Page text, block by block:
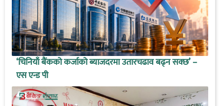
‘चिनियाँ बैंकको कर्जाको ब्याजदरमा उतारचढाव बढ्न सक्छ’ –
एस एन्ड पी